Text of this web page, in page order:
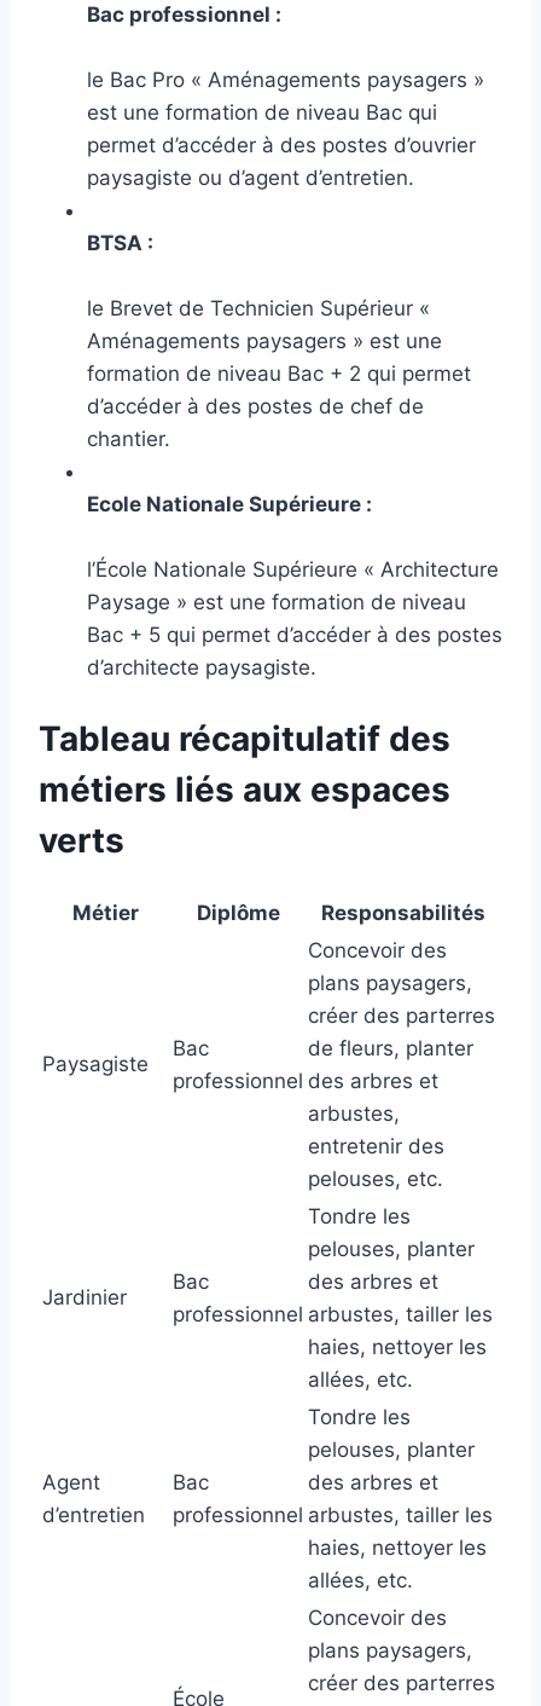
Bac professionnel :
le Bac Pro « Aménagements paysagers »
est une formation de niveau Bac qui
permet d’accéder à des postes d’ouvrier
paysagiste ou d’agent d’entretien.
BTSA :
le Brevet de Technicien Supérieur «
Aménagements paysagers » est une
formation de niveau Bac + 2 qui permet
d’accéder à des postes de chef de
chantier.
Ecole Nationale Supérieure :
l’École Nationale Supérieure « Architecture
Paysage » est une formation de niveau
Bac + 5 qui permet d’accéder à des postes
d’architecte paysagiste.
Tableau récapitulatif des
métiers liés aux espaces
verts
Métier Diplôme Responsabilités
Paysagiste
Bac
professionnel
Concevoir des
plans paysagers,
créer des parterres
de fleurs, planter
des arbres et
arbustes,
entretenir des
pelouses, etc.
Jardinier
Bac
professionnel
Tondre les
pelouses, planter
des arbres et
arbustes, tailler les
haies, nettoyer les
allées, etc.
Agent
d’entretien
Bac
professionnel
Tondre les
pelouses, planter
des arbres et
arbustes, tailler les
haies, nettoyer les
allées, etc.
École
Concevoir des
plans paysagers,
créer des parterres